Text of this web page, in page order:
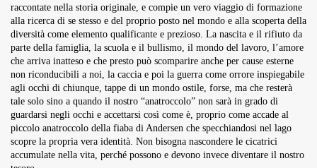
raccontate nella storia originale, e compie un vero viaggio di formazione
alla ricerca di se stesso e del proprio posto nel mondo e alla scoperta della
diversità come elemento qualificante e prezioso. La nascita e il rifiuto da
parte della famiglia, la scuola e il bullismo, il mondo del lavoro, l’amore
che arriva inatteso e che presto può scomparire anche per cause esterne
non riconducibili a noi, la caccia e poi la guerra come orrore inspiegabile
agli occhi di chiunque, tappe di un mondo ostile, forse, ma che resterà
tale solo sino a quando il nostro “anatroccolo” non sarà in grado di
guardarsi negli occhi e accettarsi così come è, proprio come accade al
piccolo anatroccolo della fiaba di Andersen che specchiandosi nel lago
scopre la propria vera identità. Non bisogna nascondere le cicatrici
accumulate nella vita, perché possono e devono invece diventare il nostro